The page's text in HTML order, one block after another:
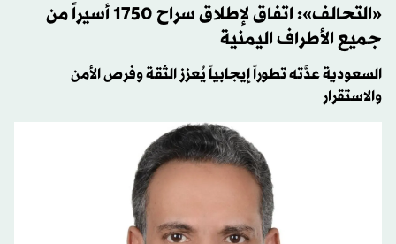
«التحالف»: اتفاق لإطلاق سراح 1750 أسيراً من
جميع الأطراف اليمنية
السعودية عدَّته تطوراً إيجابياً يُعزز الثقة وفرص الأمن
والاستقرار